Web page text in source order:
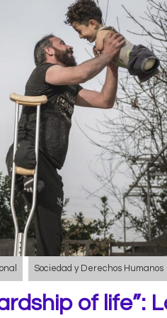
Sociedad y Derechos Humanos
of life”: